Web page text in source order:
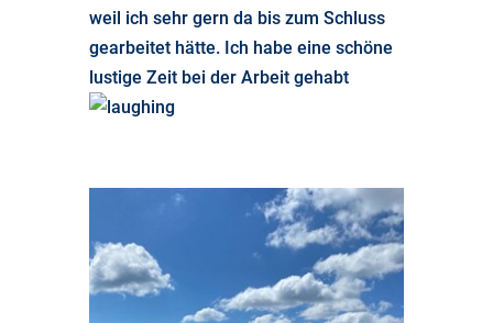
weil ich sehr gern da bis zum Schluss
gearbeitet hätte. Ich habe eine schöne
lustige Zeit bei der Arbeit gehabt